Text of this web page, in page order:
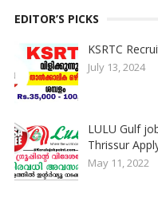
EDITOR’S PICKS
KSRTC
July 13, 2024
LULU Gulf
Thrissur
May 11, 2022